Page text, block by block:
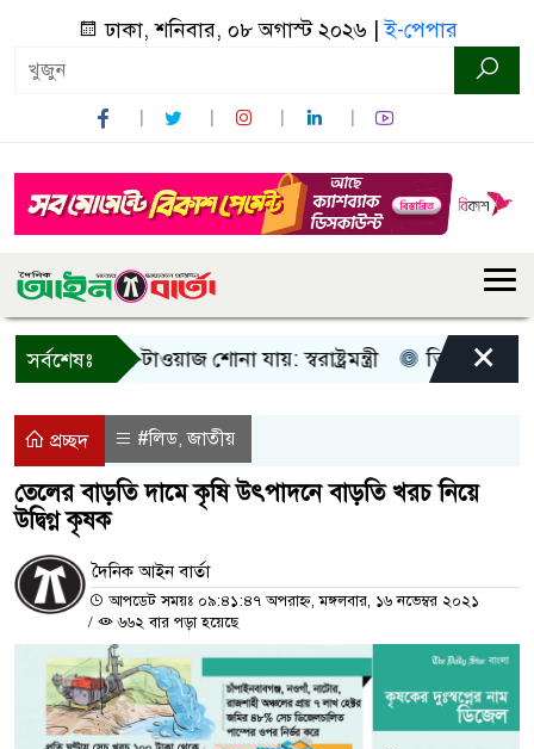
ঢাকা, শনিবার, ০৮ অগাস্ট ২০২৬ |ই-পেপার
সর্বশেষঃ
আওয়াজ-টাওয়াজ শোনা যায়: স্বরাষ্ট্রমন্ত্রী তিন দিনের মধ্যে
×
প্রচ্ছদ #লিড,জাতীয়
তেলের বাড়তি দামে কৃষি উৎপাদনে বাড়তি খরচ নিয়ে
উদ্বিগ্ন কৃষক
দৈনিক আইন বার্তা
আপডেট সময়ঃ ০৯:৪১:৪৭ অপরাহ্ন, মঙ্গলবার, ১৬ নভেম্বর ২০২১
/
৬৬২ বার পড়া হয়েছে